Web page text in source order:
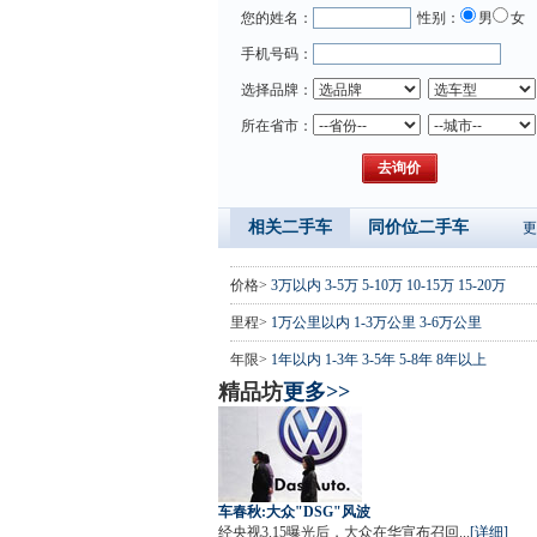
您的姓名： 性别： 男 女
手机号码：
选择品牌：
所在省市：
相关二手车 同价位二手车
价格> 3万以内 3-5万 5-10万 10-15万 15-20万
里程> 1万公里以内 1-3万公里 3-6万公里
年限> 1年以内 1-3年 3-5年 5-8年 8年以上
精品坊更多>>
车春秋:大众"DSG"风波
经央视3.15曝光后，大众在华宣布召回... [详细]